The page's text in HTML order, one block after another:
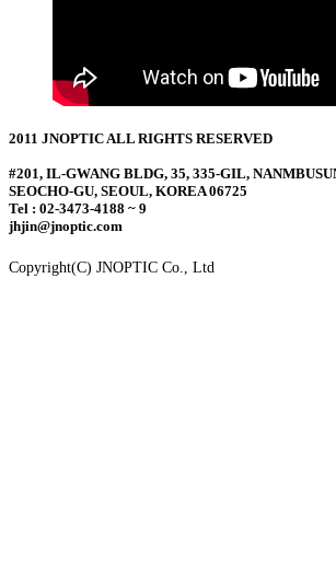
2011 JNOPTIC ALL RIGHTS RESERVED
#201, IL-GWANG BLDG, 35, 335-GIL,
SEOCHO-GU, SEOUL, KOREA 06725
Tel : 02-3473-4188 ~ 9
jhjin@jnoptic.com